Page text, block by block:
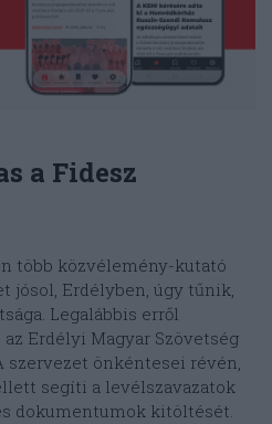
a Fidesz
több közvélemény-kutató
jósol, Erdélyben, úgy tűnik,
Legalábbis erről
Erdélyi Magyar Szövetség
szervezet önkéntesei révén,
segíti a levélszavazatok
dokumentumok kitöltését.